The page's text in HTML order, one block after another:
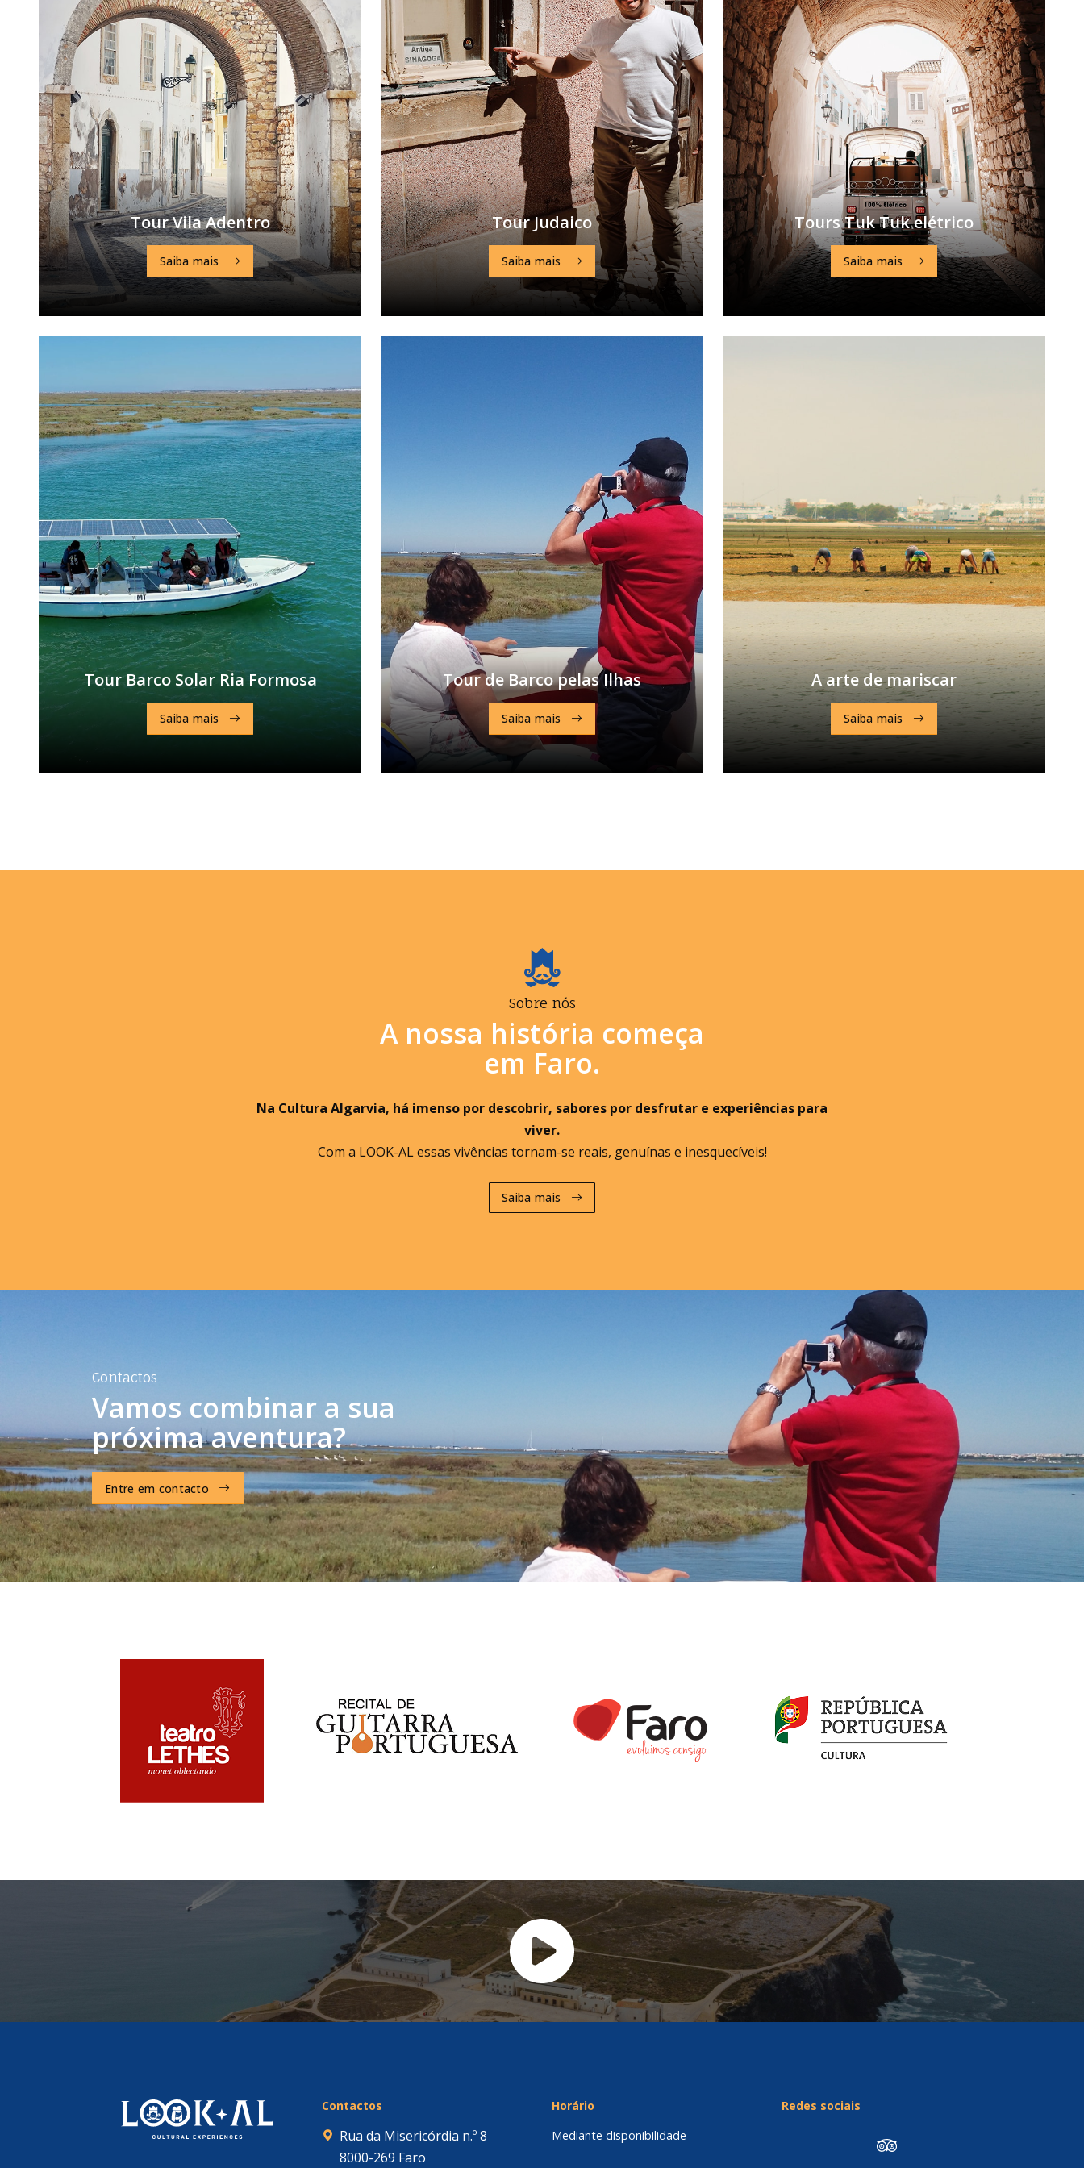
Tour Vila Adentro
Saiba mais
Tour Judaico
Saiba mais
Tours Tuk Tuk elétrico
Saiba mais
Tour Barco Solar Ria Formosa
Saiba mais
Tour de Barco pelas Ilhas
Saiba mais
A arte de mariscar
Saiba mais
Sobre nós
A nossa história começa
em Faro.
Na Cultura Algarvia, há imenso por descobrir, sabores por desfrutar e experiências para
viver.
Com a LOOK-AL essas vivências tornam-se reais, genuínas e inesquecíveis!
Saiba mais
Contactos
Vamos combinar a sua
próxima aventura?
Entre em contacto
Contactos
Rua da Misericórdia n.º 8
8000-269 Faro
Horário
Mediante disponibilidade
Redes sociais